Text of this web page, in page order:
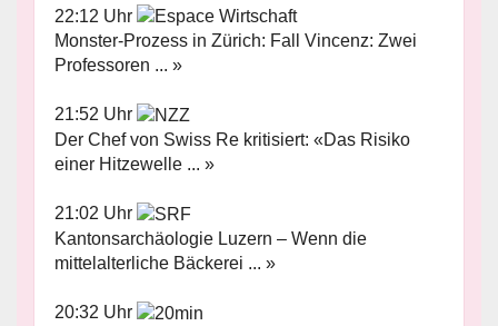
22:12 Uhr
Monster-Prozess in Zürich: Fall Vincenz: Zwei
Professoren ... »
21:52 Uhr
Der Chef von Swiss Re kritisiert: «Das Risiko
einer Hitzewelle ... »
21:02 Uhr
Kantonsarchäologie Luzern – Wenn die
mittelalterliche Bäckerei ... »
20:32 Uhr